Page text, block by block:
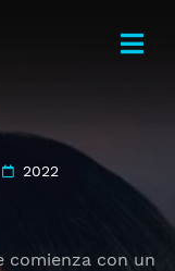
2022
comienza con un